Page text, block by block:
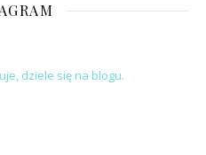
dziele się na blogu.